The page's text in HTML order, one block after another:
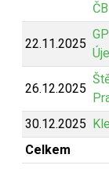
ČB
22.11.2025
26.12.2025
30.12.2025
Celkem